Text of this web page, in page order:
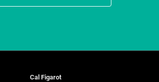
Cal Figarot